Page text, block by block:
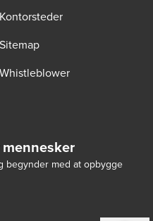
Kontorsteder
Sitemap
Whistleblower
begynder med at opbygge